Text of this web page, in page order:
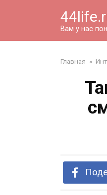
Вам у нас
Главная »